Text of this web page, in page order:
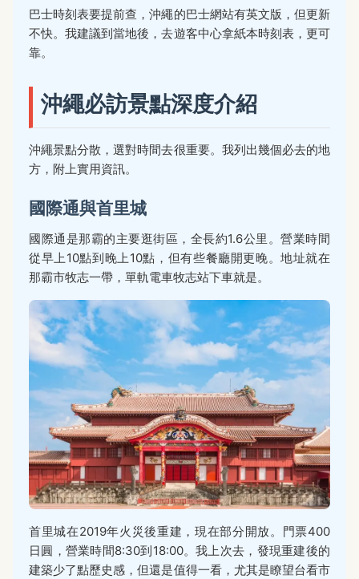
巴士時刻表要提前查，沖繩的巴士網站有英文版，但更新
不快。我建議到當地後，去遊客中心拿紙本時刻表，更可
靠。
沖繩必訪景點深度介紹
沖繩景點分散，選對時間去很重要。我列出幾個必去的地
方，附上實用資訊。
國際通與首里城
國際通是那霸的主要逛街區，全長約1.6公里。營業時間
從早上10點到晚上10點，但有些餐廳開更晚。地址就在
那霸市牧志一帶，單軌電車牧志站下車就是。
首里城在2019年火災後重建，現在部分開放。門票400
日圓，營業時間8:30到18:00。我上次去，發現重建後的
建築少了點歷史感，但還是值得一看，尤其是瞭望台看市